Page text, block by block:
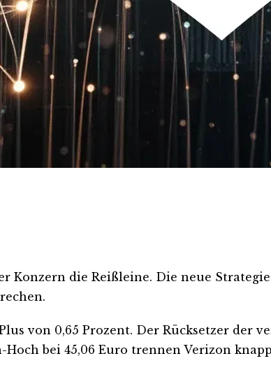
Konzern die Reißleine. Die neue
von 0,65 Prozent. Der Rücksetzer der
bei 45,06 Euro trennen Verizon